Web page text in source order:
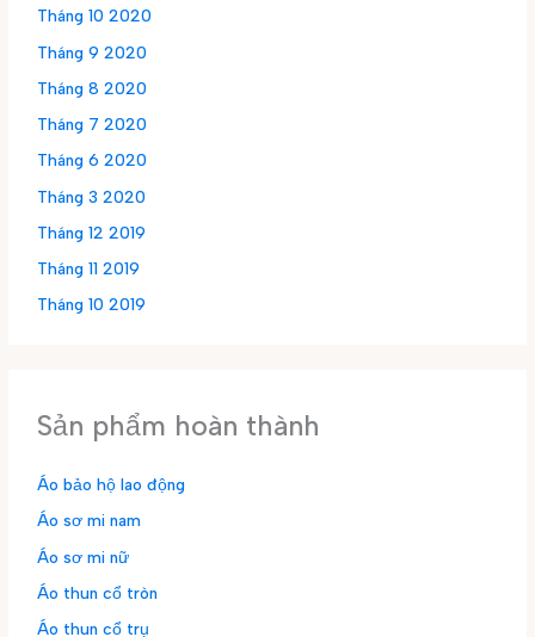
Tháng 10 2020
Tháng 9 2020
Tháng 8 2020
Tháng 7 2020
Tháng 6 2020
Tháng 3 2020
Tháng 12 2019
Tháng 11 2019
Tháng 10 2019
Sản phẩm hoàn thành
Áo bảo hộ lao động
Áo sơ mi nam
Áo sơ mi nữ
Áo thun cổ tròn
Áo thun cổ trụ